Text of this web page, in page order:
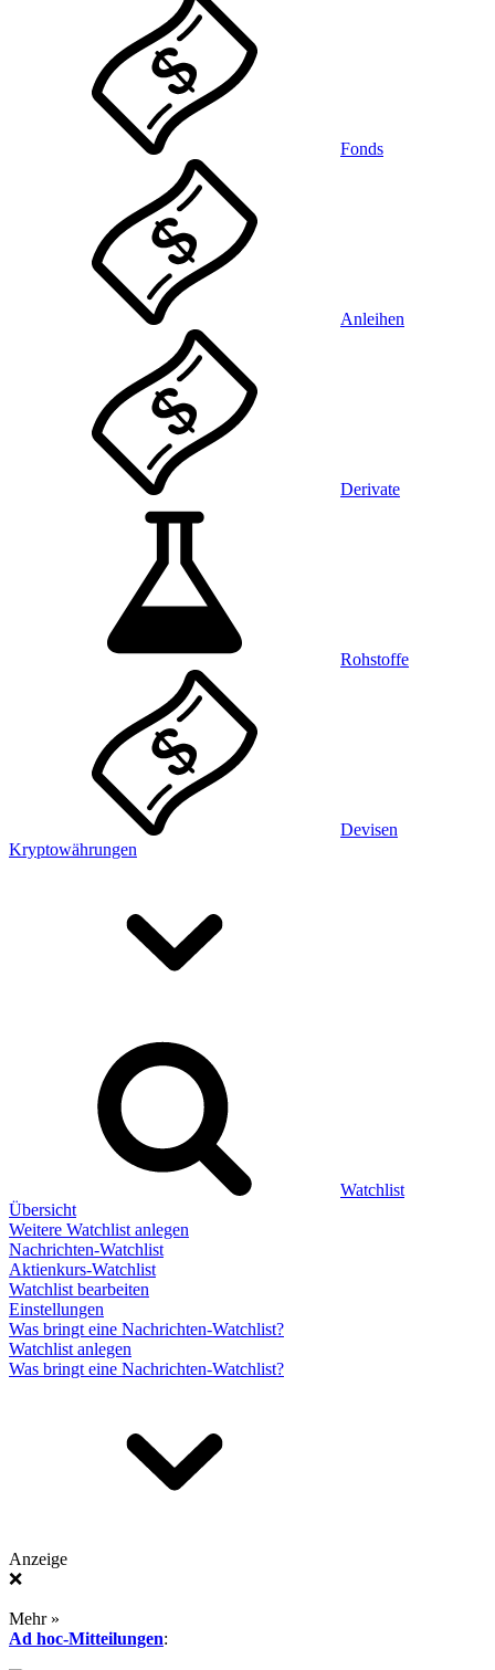
Fonds
Anleihen
Derivate
Rohstoffe
Devisen
Kryptowährungen
Watchlist
Übersicht
Weitere Watchlist anlegen
Nachrichten-Watchlist
Aktienkurs-Watchlist
Watchlist bearbeiten
Einstellungen
Was bringt eine Nachrichten-Watchlist?
Watchlist anlegen
Was bringt eine Nachrichten-Watchlist?
Anzeige
❌
Mehr »
Ad hoc-Mitteilungen: